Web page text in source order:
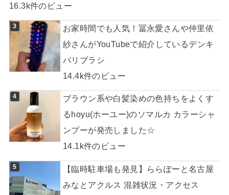
16.3k件のビュー
お家時間でも人気！冨永愛さんや仲里依
紗さんがYouTubeで紹介しているデンキ
バリブラシ
14.4k件のビュー
ブラウン系や白髪染めの色持ちをよくす
るhoyu(ホーユー)のソマルカ カラーシャ
ンプーが発売しました☆
14.1k件のビュー
【臨時駐車場も発見】ららぽーと名古屋
みなとアクルス 混雑状況・アクセス